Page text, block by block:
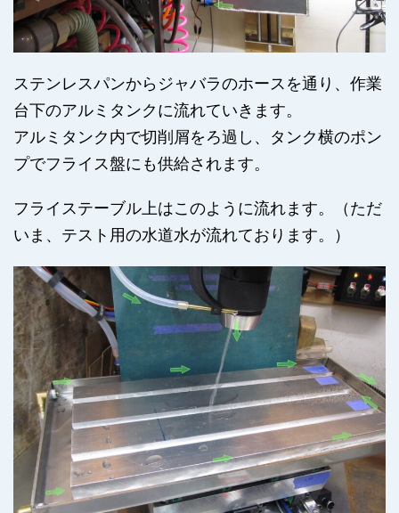
ステンレスパンからジャバラのホースを通り、作業
台下のアルミタンクに流れていきます。
アルミタンク内で切削屑をろ過し、タンク横のポン
プでフライス盤にも供給されます。
フライステーブル上はこのように流れます。（ただ
いま、テスト用の水道水が流れております。）